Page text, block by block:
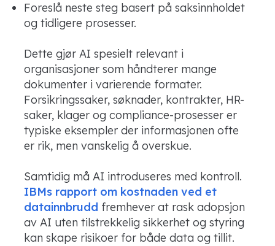
Foreslå neste steg basert på saksinnholdet
og tidligere prosesser.
Dette gjør AI spesielt relevant i
organisasjoner som håndterer mange
dokumenter i varierende formater.
Forsikringssaker, søknader, kontrakter, HR-
saker, klager og compliance-prosesser er
typiske eksempler der informasjonen ofte
er rik, men vanskelig å overskue.
Samtidig må AI introduseres med kontroll.
IBMs rapport om kostnaden ved et
datainnbrudd fremhever at rask adopsjon
av AI uten tilstrekkelig sikkerhet og styring
kan skape risikoer for både data og tillit.